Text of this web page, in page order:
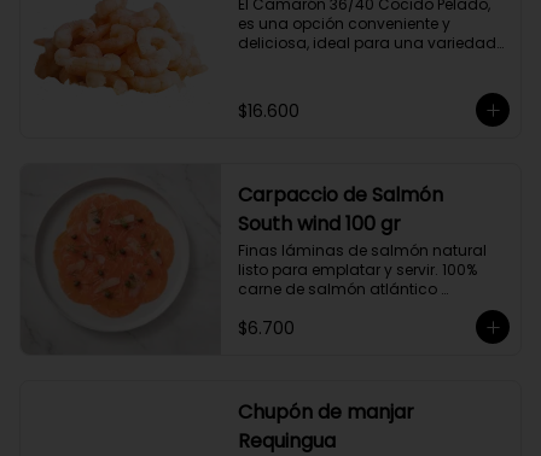
generar una gran sinergia si se
añade leche. Se trata de un Blend
con un rico sabor achocolatado.
El Camarón 36/40 Cocido Pelado,
es una opción conveniente y
deliciosa, ideal para una variedad
camarones son perfectos para
ensaladas, pastas, arroces y
Ricos en proteínas y listos para
comer, son una opción rápida y
nutritiva que añade un toque
gourmet a tus comidas.
$16.600
Carpaccio de Salmón
South wind 100 gr
Finas láminas de salmón natural
listo para emplatar y servir. 100%
carne de salmón atlántico
Producto sellado al vacío y
congelado.
$6.700
Chupón de manjar
Requingua